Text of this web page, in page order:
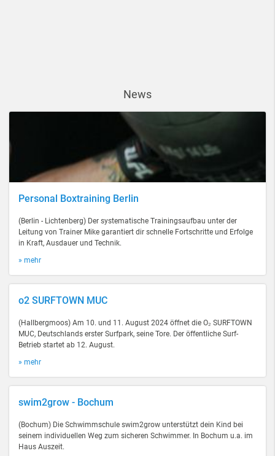
News
Personal Boxtraining Berlin
(Berlin - Lichtenberg) Der systematische Trainingsaufbau unter der
Leitung von Trainer Mike garantiert dir schnelle Fortschritte und Erfolge
in Kraft, Ausdauer und Technik.
» mehr
o2 SURFTOWN MUC
(Hallbergmoos) Am 10. und 11. August 2024 öffnet die O₂ SURFTOWN
MUC, Deutschlands erster Surfpark, seine Tore. Der öffentliche Surf-
Betrieb startet ab 12. August.
» mehr
swim2grow - Bochum
(Bochum) Die Schwimmschule swim2grow unterstützt dein Kind bei
seinem individuellen Weg zum sicheren Schwimmer. In Bochum u.a. im
Haus Auszeit.